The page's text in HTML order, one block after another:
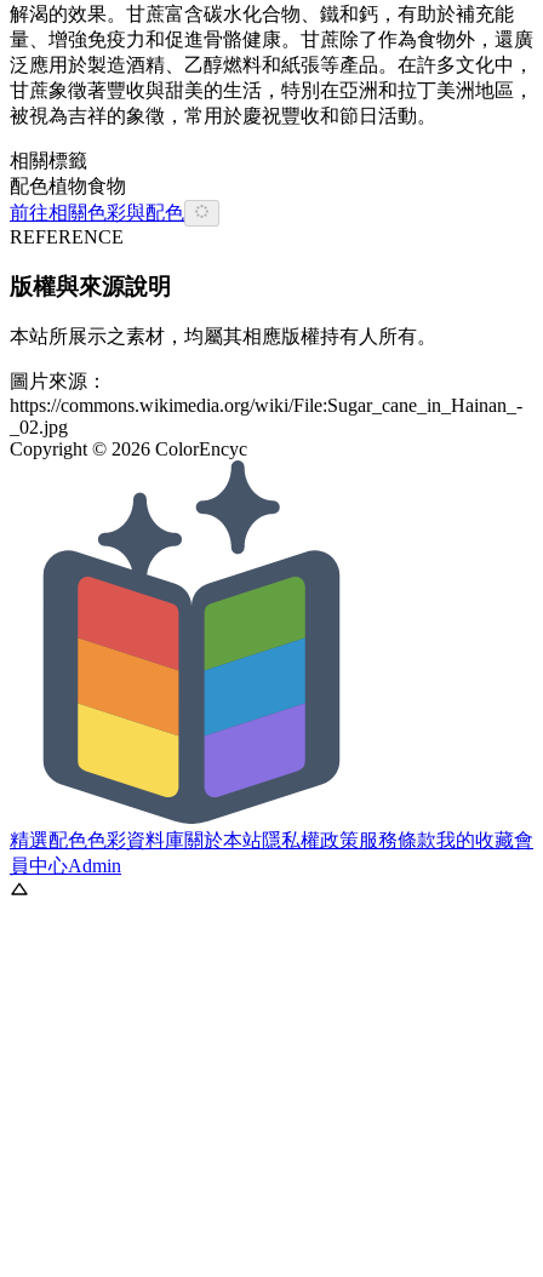
解渴的效果。甘蔗富含碳水化合物、鐵和鈣，有助於補充能
量、增強免疫力和促進骨骼健康。甘蔗除了作為食物外，還廣
泛應用於製造酒精、乙醇燃料和紙張等產品。在許多文化中，
甘蔗象徵著豐收與甜美的生活，特別在亞洲和拉丁美洲地區，
被視為吉祥的象徵，常用於慶祝豐收和節日活動。
相關標籤
配色植物食物
前往相關色彩與配色
REFERENCE
版權與來源說明
本站所展示之素材，均屬其相應版權持有人所有。
圖片來源：
https://commons.wikimedia.org/wiki/File:Sugar_cane_in_Hainan_-
_02.jpg
Copyright © 2026 ColorEncyc
精選配色色彩資料庫關於本站隱私權政策服務條款我的收藏會
員中心Admin